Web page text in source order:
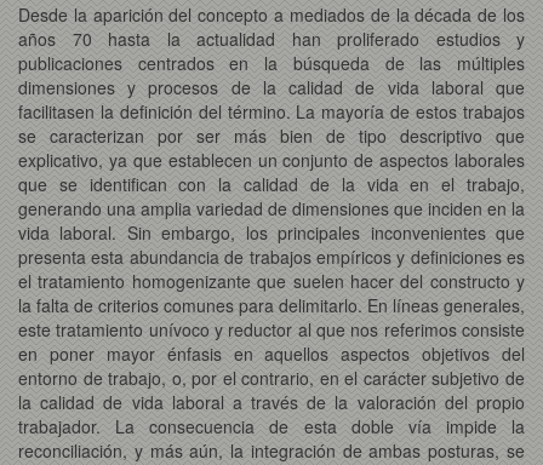
Desde la aparición del concepto a mediados de la década de los
años 70 hasta la actualidad han proliferado estudios y
publicaciones centrados en la búsqueda de las múltiples
dimensiones y procesos de la calidad de vida laboral que
facilitasen la definición del término. La mayoría de estos trabajos
se caracterizan por ser más bien de tipo descriptivo que
explicativo, ya que establecen un conjunto de aspectos laborales
que se identifican con la calidad de la vida en el trabajo,
generando una amplia variedad de dimensiones que inciden en la
vida laboral. Sin embargo, los principales inconvenientes que
presenta esta abundancia de trabajos empíricos y definiciones es
el tratamiento homogenizante que suelen hacer del constructo y
la falta de criterios comunes para delimitarlo. En líneas generales,
este tratamiento unívoco y reductor al que nos referimos consiste
en poner mayor énfasis en aquellos aspectos objetivos del
entorno de trabajo, o, por el contrario, en el carácter subjetivo de
la calidad de vida laboral a través de la valoración del propio
trabajador. La consecuencia de esta doble vía impide la
reconciliación, y más aún, la integración de ambas posturas, se